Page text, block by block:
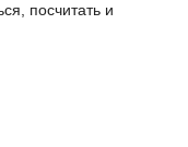
посчитать и